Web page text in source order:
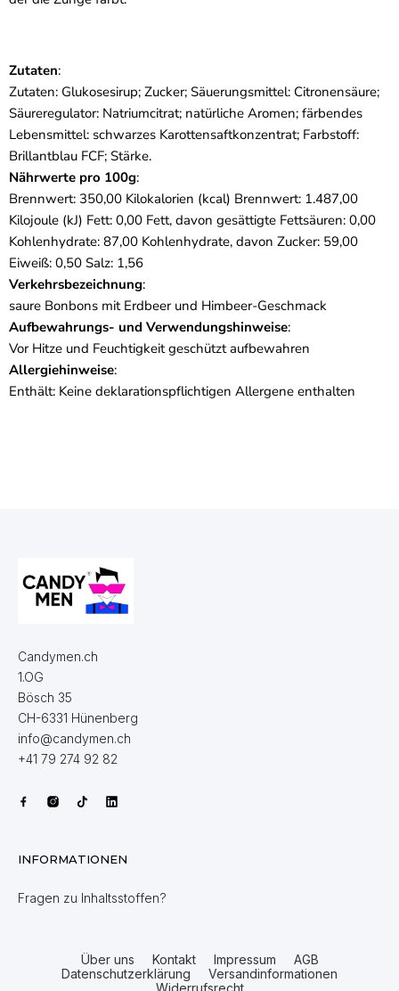
Zutaten:
Zutaten: Glukosesirup; Zucker; Säuerungsmittel: Citronensäure;
Säureregulator: Natriumcitrat; natürliche Aromen; färbendes
Lebensmittel: schwarzes Karottensaftkonzentrat; Farbstoff:
Brillantblau FCF; Stärke.
Nährwerte pro 100g:
Brennwert: 350,00 Kilokalorien (kcal) Brennwert: 1.487,00
Kilojoule (kJ) Fett: 0,00 Fett, davon gesättigte Fettsäuren: 0,00
Kohlenhydrate: 87,00 Kohlenhydrate, davon Zucker: 59,00
Eiweiß: 0,50 Salz: 1,56
Verkehrsbezeichnung:
saure Bonbons mit Erdbeer und Himbeer-Geschmack
Aufbewahrungs- und Verwendungshinweise:
Vor Hitze und Feuchtigkeit geschützt aufbewahren
Allergiehinweise:
Enthält: Keine deklarationspflichtigen Allergene enthalten
Candymen.ch
1.OG
Bösch 35
CH-6331 Hünenberg
info@candymen.ch
+41 79 274 92 82
INFORMATIONEN
Fragen zu Inhaltsstoffen?
Über uns Kontakt Impressum
AGB
Datenschutzerklärung
Versandinformationen
Widerrufsrecht